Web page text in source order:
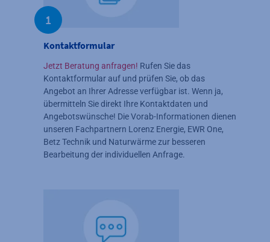
1
Kontaktformular
Jetzt Beratung anfragen! Rufen Sie das
Kontaktformular auf und prüfen Sie, ob das
Angebot an Ihrer Adresse verfügbar ist. Wenn ja,
übermitteln Sie direkt Ihre Kontaktdaten und
Angebotswünsche! Die Vorab-Informationen dienen
unseren Fachpartnern Lorenz Energie, EWR One,
Betz Technik und Naturwärme zur besseren
Bearbeitung der individuellen Anfrage.